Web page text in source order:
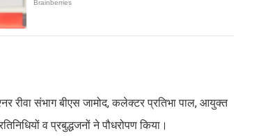
रीवा संभाग बीएस जामोद, कलेक्टर प्रतिभा पाल, आयुक्त
व प्रबुद्धजनों ने पौधरोपण किया।